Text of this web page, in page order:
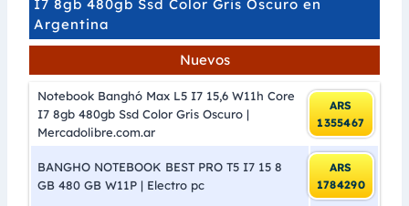
I7 8gb 480gb Ssd Color Gris Oscuro en
Argentina
Nuevos
Notebook Banghó Max L5 I7 15,6 W11h Core
I7 8gb 480gb Ssd Color Gris Oscuro |
Mercadolibre.com.ar
ARS
1355467
BANGHO NOTEBOOK BEST PRO T5 I7 15 8
GB 480 GB W11P | Electro pc
ARS
1784290